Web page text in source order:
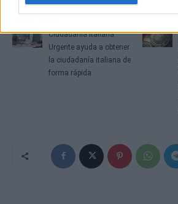
Ciudadanía Italiana
Urgente ayuda a obtener
la ciudadanía italiana de
forma rápida